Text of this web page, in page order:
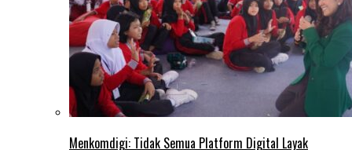
Menkomdigi: Tidak Semua Platform Digital Layak